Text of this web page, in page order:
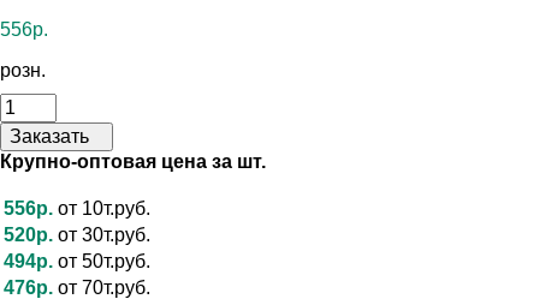
556р.
розн.
Заказать
Крупно-оптовая цена за шт.
556р. от 10т.руб.
520р. от 30т.руб.
494р. от 50т.руб.
476р. от 70т.руб.